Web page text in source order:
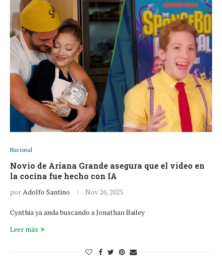
Nacional
Novio de Ariana Grande asegura que el video en
la cocina fue hecho con IA
porAdolfo Santino Nov 26, 2025
Cynthia ya anda buscando a Jonathan Bailey
Leer más